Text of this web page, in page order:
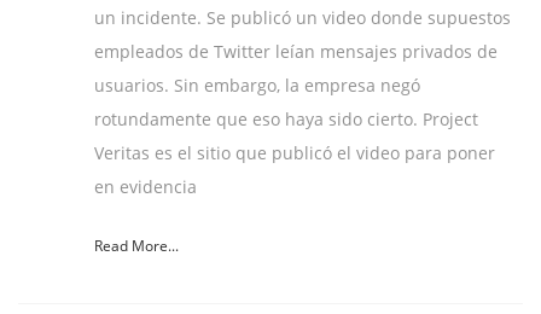
un incidente. Se publicó un video donde supuestos
empleados de Twitter leían mensajes privados de
usuarios. Sin embargo, la empresa negó
rotundamente que eso haya sido cierto. Project
Veritas es el sitio que publicó el video para poner
en evidencia
Read More...